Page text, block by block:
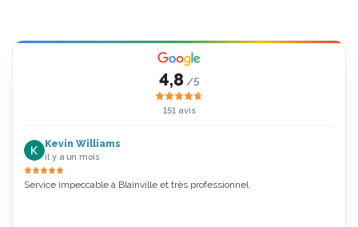
4,8 /5
151 avis
Kevin Williams
il y a un mois
Service impeccable à Blainville et très professionnel